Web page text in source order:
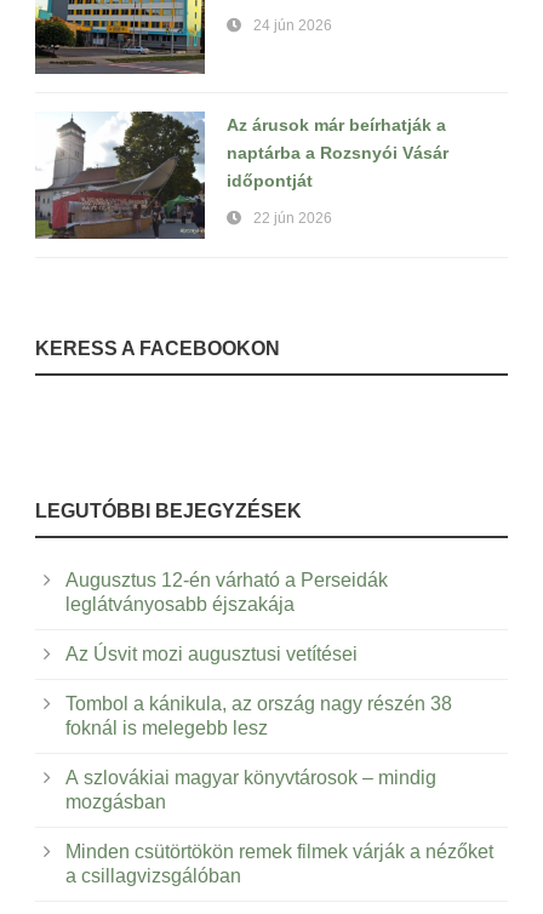
24 jún 2026
Az árusok már beírhatják a
naptárba a Rozsnyói Vásár
időpontját
22 jún 2026
KERESS A FACEBOOKON
LEGUTÓBBI BEJEGYZÉSEK
Augusztus 12-én várható a Perseidák
leglátványosabb éjszakája
Az Úsvit mozi augusztusi vetítései
Tombol a kánikula, az ország nagy részén 38
foknál is melegebb lesz
A szlovákiai magyar könyvtárosok – mindig
mozgásban
Minden csütörtökön remek filmek várják a nézőket
a csillagvizsgálóban